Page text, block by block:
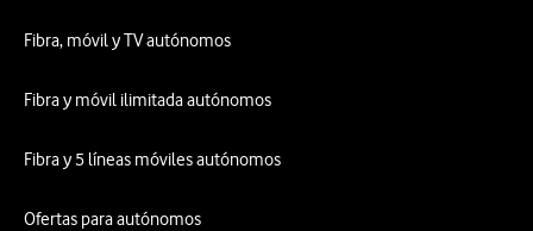
Fibra, móvil y TV autónomos
Fibra y móvil ilimitada autónomos
Fibra y 5 líneas móviles autónomos
Ofertas para autónomos